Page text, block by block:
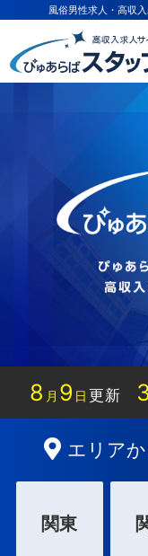
風俗男性求人・高収
8 月 9 日 更新
エリア
関東